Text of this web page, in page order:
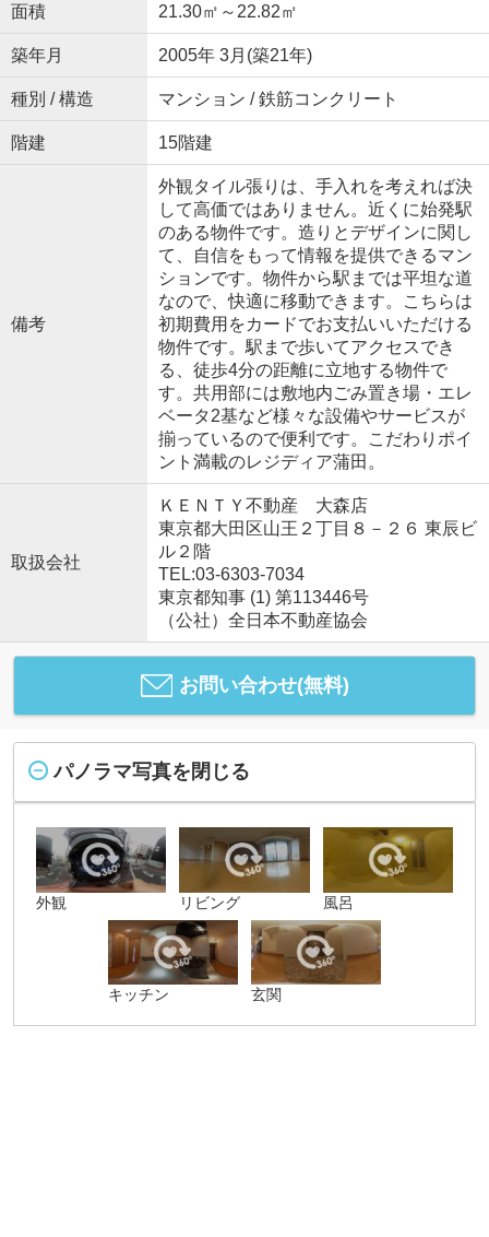
面積 21.30㎡～22.82㎡
築年月 2005年 3月(築21年)
種別 / 構造 マンション / 鉄筋コンクリート
階建 15階建
備考
外観タイル張りは、手入れを考えれば決
して高価ではありません。近くに始発駅
のある物件です。造りとデザインに関し
て、自信をもって情報を提供できるマン
ションです。物件から駅までは平坦な道
なので、快適に移動できます。こちらは
初期費用をカードでお支払いいただける
物件です。駅まで歩いてアクセスでき
る、徒歩4分の距離に立地する物件で
す。共用部には敷地内ごみ置き場・エレ
ベータ2基など様々な設備やサービスが
揃っているので便利です。こだわりポイ
ント満載のレジディア蒲田。
取扱会社
ＫＥＮＴＹ不動産 大森店
東京都大田区山王２丁目８－２６ 東辰ビ
ル２階
TEL:03-6303-7034
東京都知事 (1) 第113446号
（公社）全日本不動産協会
お問い合わせ(無料)
パノラマ写真を閉じる
外観 リビング 風呂
キッチン 玄関